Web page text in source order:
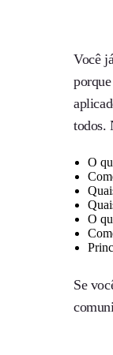
Você
todos.
O
O
Se